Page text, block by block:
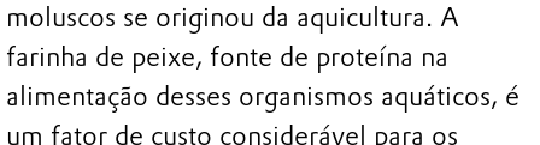
moluscos se originou da aquicultura. A
farinha de peixe, fonte de proteína na
alimentação desses organismos aquáticos, é
um fator de custo considerável para os